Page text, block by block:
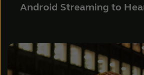
Android Streaming to